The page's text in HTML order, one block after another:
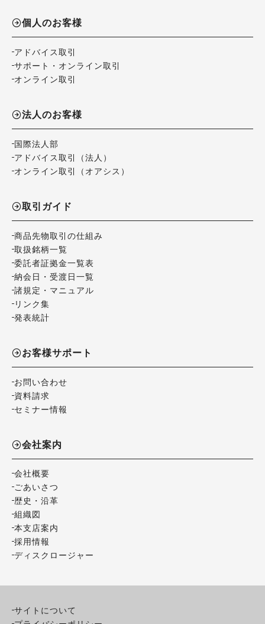
個人のお客様
アドバイス取引
サポート・オンライン取引
オンライン取引
法人のお客様
国際法人部
アドバイス取引（法人）
オンライン取引（オアシス）
取引ガイド
商品先物取引の仕組み
取扱銘柄一覧
委託者証拠金一覧表
納会日・受渡日一覧
諸規定・マニュアル
リンク集
発表統計
お客様サポート
お問い合わせ
資料請求
セミナー情報
会社案内
会社概要
ごあいさつ
歴史・沿革
組織図
本支店案内
採用情報
ディスクロージャー
サイトについて